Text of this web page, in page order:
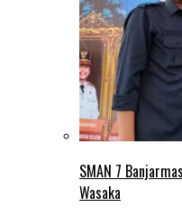
SMAN 7
Wasaka